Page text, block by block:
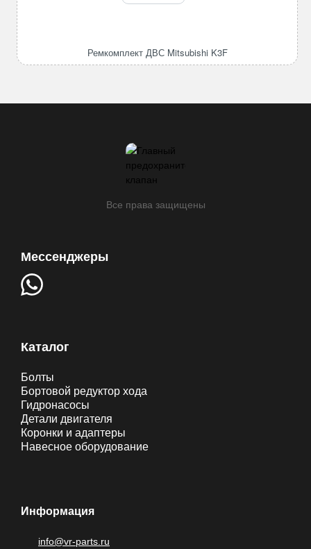
K3F
Ремкомплект ДВС Mitsubishi K3F
Все права защищены
Мессенджеры
Каталог
Болты
Бортовой редуктор хода
Гидронасосы
Детали двигателя
Коронки и адаптеры
Навесное оборудование
Информация
info@vr-parts.ru